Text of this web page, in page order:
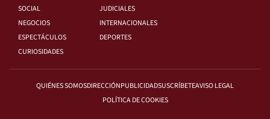
SOCIAL
JUDICIALES
NEGOCIOS
INTERNACIONALES
ESPECTÁCULOS
DEPORTES
CURIOSIDADES
QUIÉNES SOMOSDIRECCIÓNPUBLICIDADSUSCRÍBETEAVISO LEGAL
POLÍTICA DE COOKIES